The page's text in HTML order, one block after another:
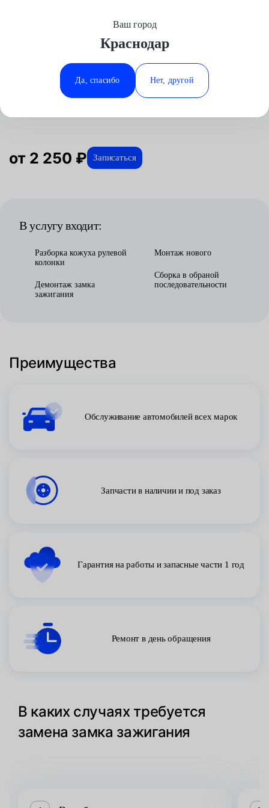
Минеральные Воды
Ростов-на-Дону
Ставрополь
Ваш город
Краснодар
Да, спасибо Нет, другой
ОтзывыАвтосервис
Электрооборудование
Замена замка зажигания в
Краснодаре
от 2 250 ₽ Записаться
В услугу входит:
Разборка кожуха рулевой
колонки
Демонтаж замка
зажигания
Монтаж нового
Сборка в обраной
последовательности
Преимущества
Обслуживание автомобилей всех марок
Запчасти в наличии и под заказ
Гарантия на работы и запасные части 1 год
Ремонт в день обращения
В каких случаях требуется
замена замка зажигания